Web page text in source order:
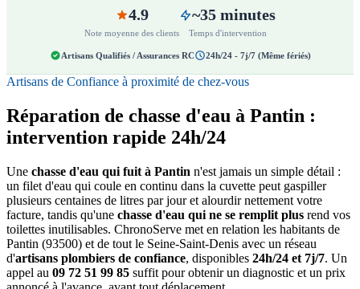
4.9
Note moyenne des clients
~35 minutes
Temps d'intervention
Artisans Qualifiés / Assurances RC 24h/24 - 7j/7 (Même fériés)
Artisans de Confiance à proximité de chez-vous
Réparation de chasse d'eau à Pantin :
intervention rapide 24h/24
Une chasse d'eau qui fuit à Pantin n'est jamais un simple détail :
un filet d'eau qui coule en continu dans la cuvette peut gaspiller
plusieurs centaines de litres par jour et alourdir nettement votre
facture, tandis qu'une chasse d'eau qui ne se remplit plus rend vos
toilettes inutilisables. ChronoServe met en relation les habitants de
Pantin (93500) et de tout le Seine-Saint-Denis avec un réseau
d'artisans plombiers de confiance, disponibles 24h/24 et 7j/7. Un
appel au 09 72 51 99 85 suffit pour obtenir un diagnostic et un prix